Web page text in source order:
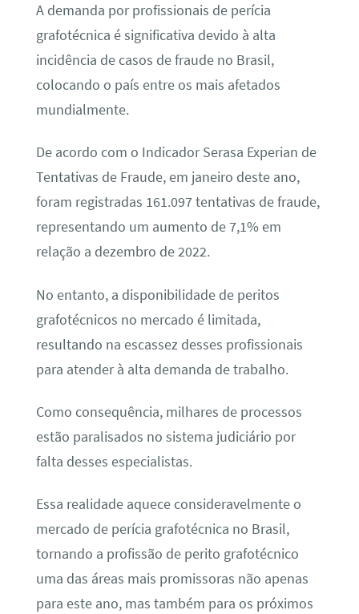
A demanda por profissionais de perícia
grafotécnica é significativa devido à alta
incidência de casos de fraude no Brasil,
colocando o país entre os mais afetados
mundialmente.
De acordo com o Indicador Serasa Experian de
Tentativas de Fraude, em janeiro deste ano,
foram registradas 161.097 tentativas de fraude,
representando um aumento de 7,1% em
relação a dezembro de 2022.
No entanto, a disponibilidade de peritos
grafotécnicos no mercado é limitada,
resultando na escassez desses profissionais
para atender à alta demanda de trabalho.
Como consequência, milhares de processos
estão paralisados no sistema judiciário por
falta desses especialistas.
Essa realidade aquece consideravelmente o
mercado de perícia grafotécnica no Brasil,
tornando a profissão de perito grafotécnico
uma das áreas mais promissoras não apenas
para este ano, mas também para os próximos